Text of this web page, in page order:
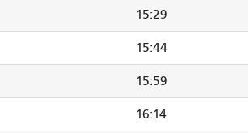
15:29
15:44
15:59
16:14